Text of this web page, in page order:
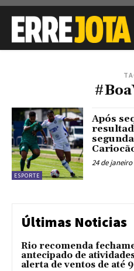
ESPORTE
Após
24 de janeiro
Últimas Noticias
Rio recomenda
antecipado de
alerta de ventos de até